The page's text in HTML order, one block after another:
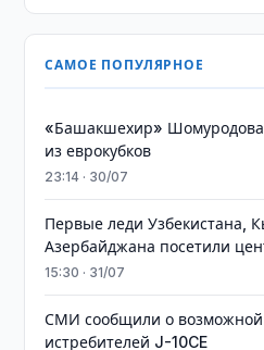
САМОЕ ПОПУЛЯРНОЕ
«Башакшехир»
из еврокубков
23:14 · 30/07
Первые леди Узбекистана,
Азербайджана посетили
15:30 · 31/07
СМИ сообщили о возможной
истребителей J-10CE